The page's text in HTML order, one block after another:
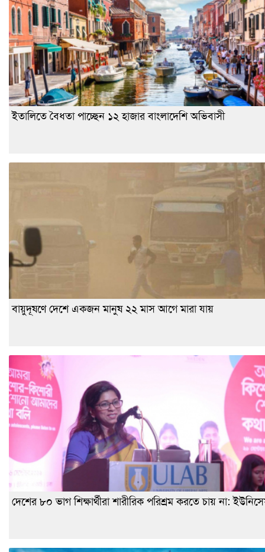
ইতালিতে বৈধতা পাচ্ছেন ১২ হাজার বাংলাদেশি অভিবাসী
বায়ুদূষণে দেশে একজন মানুষ ২২ মাস আগে মারা যায়
দেশের ৮০ ভাগ শিক্ষার্থীরা শারীরিক পরিশ্রম করতে চায় না: